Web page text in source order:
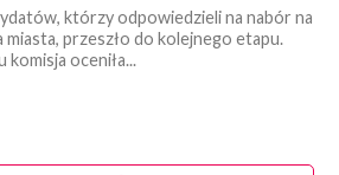
którzy odpowiedzieli na nabór na
przeszło do kolejnego etapu.
oceniła...